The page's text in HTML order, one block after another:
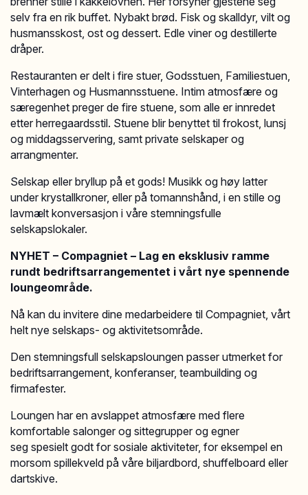
selv fra en rik buffet. Nybakt brød. Fisk og skalldyr, vilt og
husmansskost, ost og dessert. Edle viner og destillerte
dråper.
Restauranten er delt i fire stuer, Godsstuen, Familiestuen,
Vinterhagen og Husmannsstuene. Intim atmosfære og
særegenhet preger de fire stuene, som alle er innredet
etter herregaardsstil. Stuene blir benyttet til frokost, lunsj
og middagsservering, samt private selskaper og
arrangmenter.
Selskap eller bryllup på et gods! Musikk og høy latter
under krystallkroner, eller på tomannshånd, i en stille og
lavmælt konversasjon i våre stemningsfulle
selskapslokaler.
NYHET – Compagniet – Lag en eksklusiv ramme
rundt bedriftsarrangementet i vårt nye spennende
loungeområde.
Nå kan du invitere dine medarbeidere til Compagniet, vårt
helt nye selskaps- og aktivitetsområde.
Den stemningsfull selskapsloungen passer utmerket for
bedriftsarrangement, konferanser, teambuilding og
firmafester.
Loungen har en avslappet atmosfære med flere
komfortable salonger og sittegrupper og egner
seg spesielt godt for sosiale aktiviteter, for eksempel en
morsom spillekveld på våre biljardbord, shuffelboard eller
dartskive.